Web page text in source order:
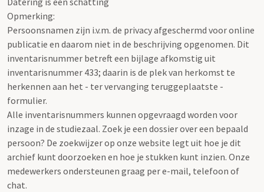
Opmerking:
Persoonsnamen zijn i.v.m. de privacy afgeschermd voor online
publicatie en daarom niet in de beschrijving opgenomen. Dit
inventarisnummer betreft een bijlage afkomstig uit
inventarisnummer 433; daarin is de plek van herkomst te
herkennen aan het - ter vervanging teruggeplaatste -
formulier.
Alle inventarisnummers kunnen opgevraagd worden voor
inzage in de studiezaal. Zoek je een dossier over een bepaald
persoon? De zoekwijzer op onze website legt uit hoe je dit
archief kunt doorzoeken en hoe je stukken kunt inzien. Onze
medewerkers ondersteunen graag per e-mail, telefoon of
chat.